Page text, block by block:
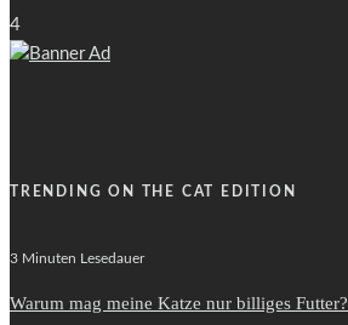
4
TRENDING ON THE CAT EDITION
3 Minuten Lesedauer
Warum mag meine Katze nur billiges Futter?